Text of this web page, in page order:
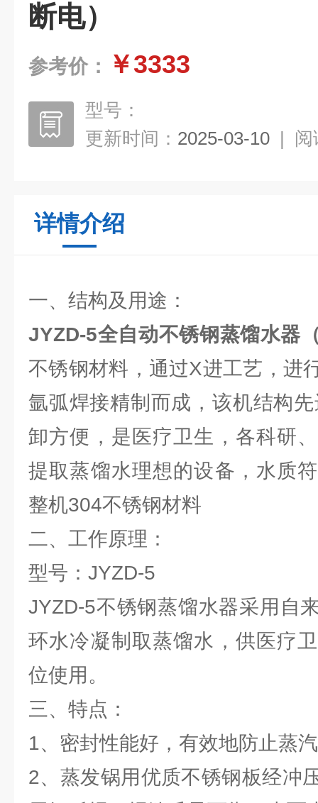
断电）
参考价： ￥3333
型号：
更新时间： 2025-03-10 | 阅
详情介绍
一、结构及用途：
JYZD-5全自动不锈钢蒸馏水器
不锈钢材料，通过X进工艺，进
氩弧焊接精制而成，该机结构
卸方便，是医疗卫生，各科研
提取蒸馏水理想的设备，水质
整机304不锈钢材料
二、工作原理：
型号：JYZD-5
JYZD-5不锈钢蒸馏水器采用自
环水冷凝制取蒸馏水，供医疗
位使用。
三、特点：
1、密封性能好，有效地防止蒸
2、蒸发锅用优质不锈钢板经冲